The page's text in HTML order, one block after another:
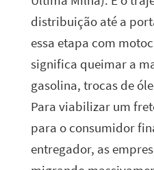
distribuição até a
essa etapa com
significa queimar a
gasolina, trocas de
Para viabilizar um
para o consumidor
entregador, as